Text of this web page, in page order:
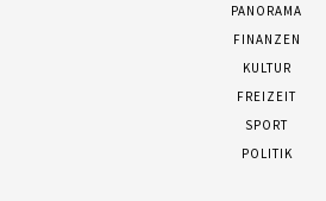
PANORAMA
FINANZEN
KULTUR
FREIZEIT
SPORT
POLITIK